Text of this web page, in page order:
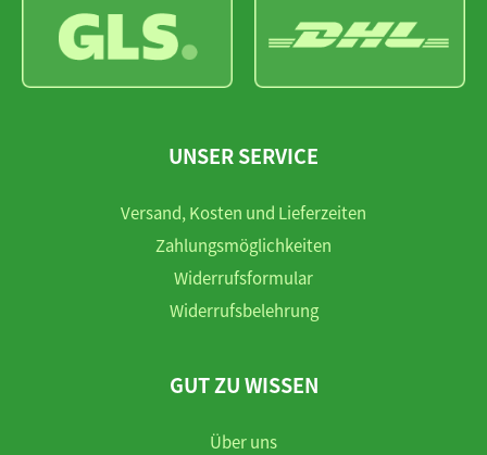
UNSER SERVICE
Versand, Kosten und Lieferzeiten
Zahlungsmöglichkeiten
Widerrufsformular
Widerrufsbelehrung
GUT ZU WISSEN
Über uns